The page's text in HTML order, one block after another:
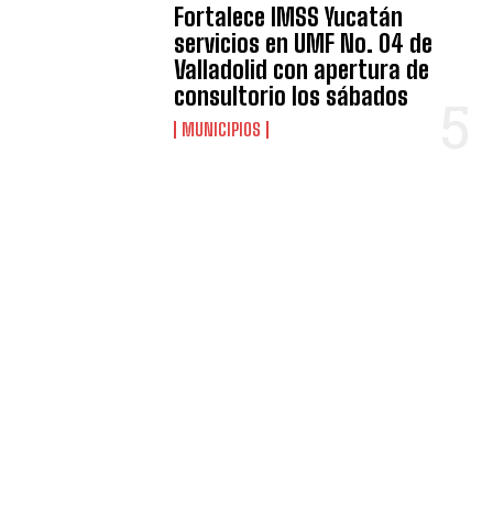
Fortalece IMSS Yucatán
servicios en UMF No. 04 de
Valladolid con apertura de
consultorio los sábados
MUNICIPIOS